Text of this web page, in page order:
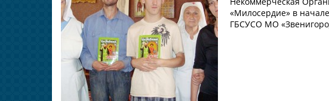
«Милосердие» в
ГБСУСО МО